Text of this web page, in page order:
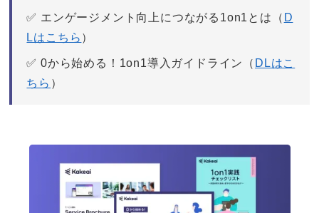
✅ エンゲージメント向上につながる1on1とは（ D
Lはこちら ）
✅ 0から始める！1on1導入ガイドライン（ DLはこ
ちら ）